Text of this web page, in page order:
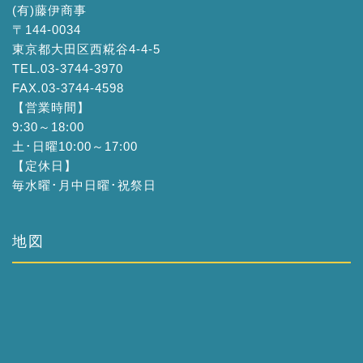
(有)藤伊商事
〒144-0034
東京都大田区西糀谷4-4-5
TEL.03-3744-3970
FAX.03-3744-4598
【営業時間】
9:30～18:00
土･日曜10:00～17:00
【定休日】
毎水曜･月中日曜･祝祭日
地図